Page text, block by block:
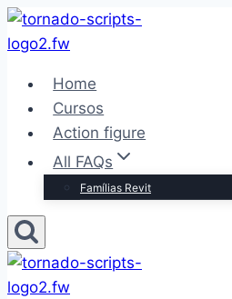
Pular
para
Conteúdo
Home
Cursos
Action figure
All FAQs
Famílias Revit